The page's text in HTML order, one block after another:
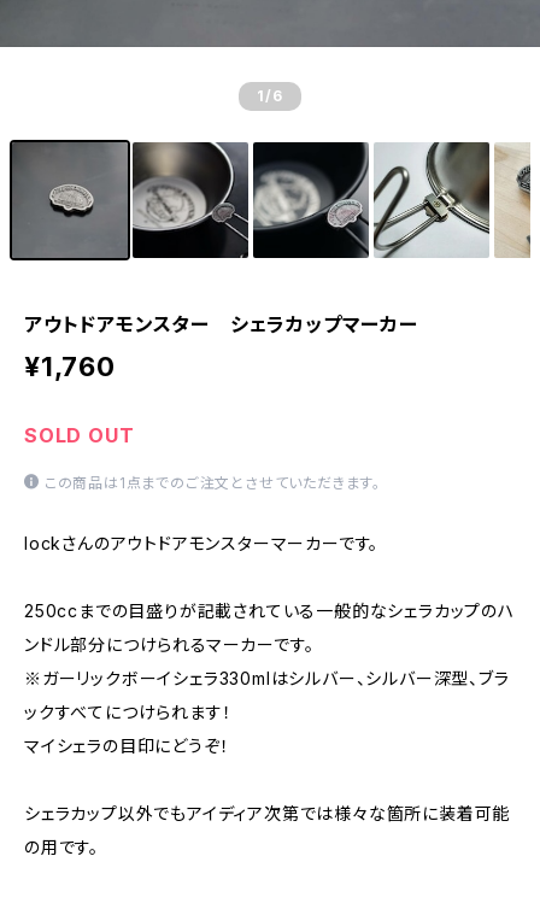
1 /6
アウトドアモンスター シェラカップマーカー
¥1,760
SOLD OUT
この商品は1点までのご注文とさせていただきます。
lockさんのアウトドアモンスターマーカーです。
250ccまでの目盛りが記載されている一般的なシェラカップのハ
ンドル部分につけられるマーカーです。
※ガーリックボーイシェラ330mlはシルバー、シルバー深型、ブラ
ックすべてにつけられます！
マイシェラの目印にどうぞ！
シェラカップ以外でもアイディア次第では様々な箇所に装着可能
の用です。